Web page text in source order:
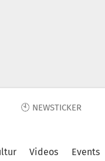
🕙 NEWSTICKER
Videos Events